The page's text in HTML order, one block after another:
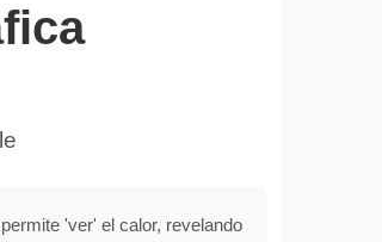
'ver' el calor, revelando